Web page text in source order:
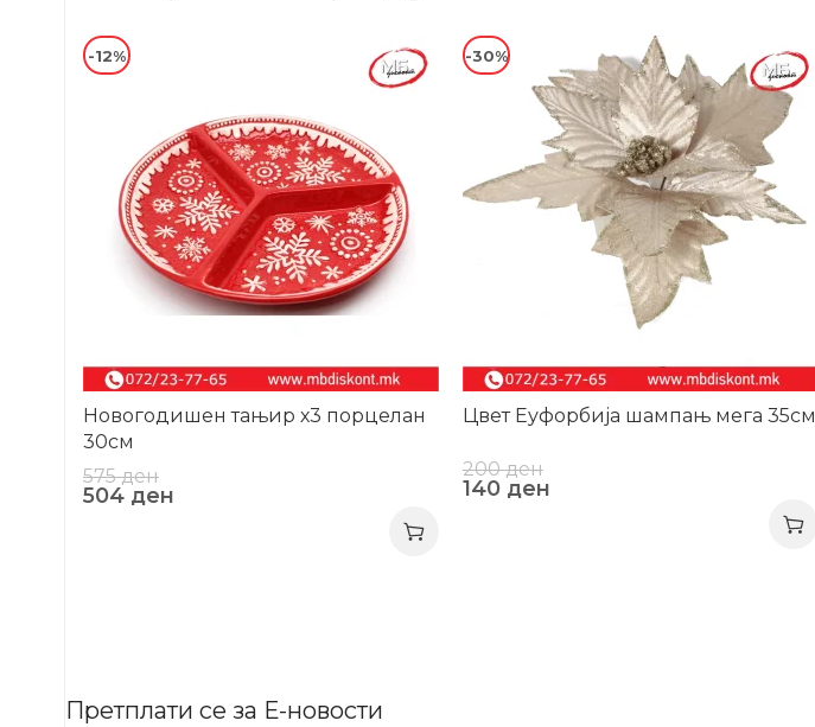
-12%
Новогодишен тањир х3 порцелан
30см
575ден
504 ден
-30%
Цвет Еуфорбија шампањ мега 35см
200ден
140 ден
Претплати се за Е-новости